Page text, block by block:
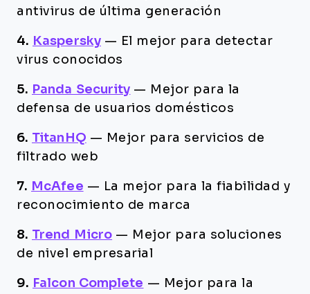
antivirus de última generación
4. Kaspersky — El mejor para detectar
virus conocidos
5. Panda Security — Mejor para la
defensa de usuarios domésticos
6. TitanHQ — Mejor para servicios de
filtrado web
7. McAfee — La mejor para la fiabilidad y
reconocimiento de marca
8. Trend Micro — Mejor para soluciones
de nivel empresarial
9. Falcon Complete — Mejor para la